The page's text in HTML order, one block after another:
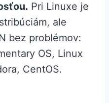
Pri Linuxe je
ale
bez problémov:
OS, Linux
CentOS.